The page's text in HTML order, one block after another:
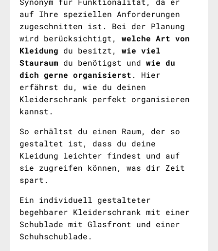
auf Ihre speziellen Anforderungen
zugeschnitten ist. Bei der Planung
wird berücksichtigt, welche Art von
Kleidung du besitzt, wie viel
Stauraum du benötigst und wie du
dich gerne organisierst . Hier
erfährst du, wie du deinen
Kleiderschrank perfekt organisieren
kannst.
So erhältst du einen Raum, der so
gestaltet ist, dass du deine
Kleidung leichter findest und auf
sie zugreifen können, was dir Zeit
spart.
Ein individuell gestalteter
begehbarer Kleiderschrank mit einer
Schublade mit Glasfront und einer
Schuhschublade.